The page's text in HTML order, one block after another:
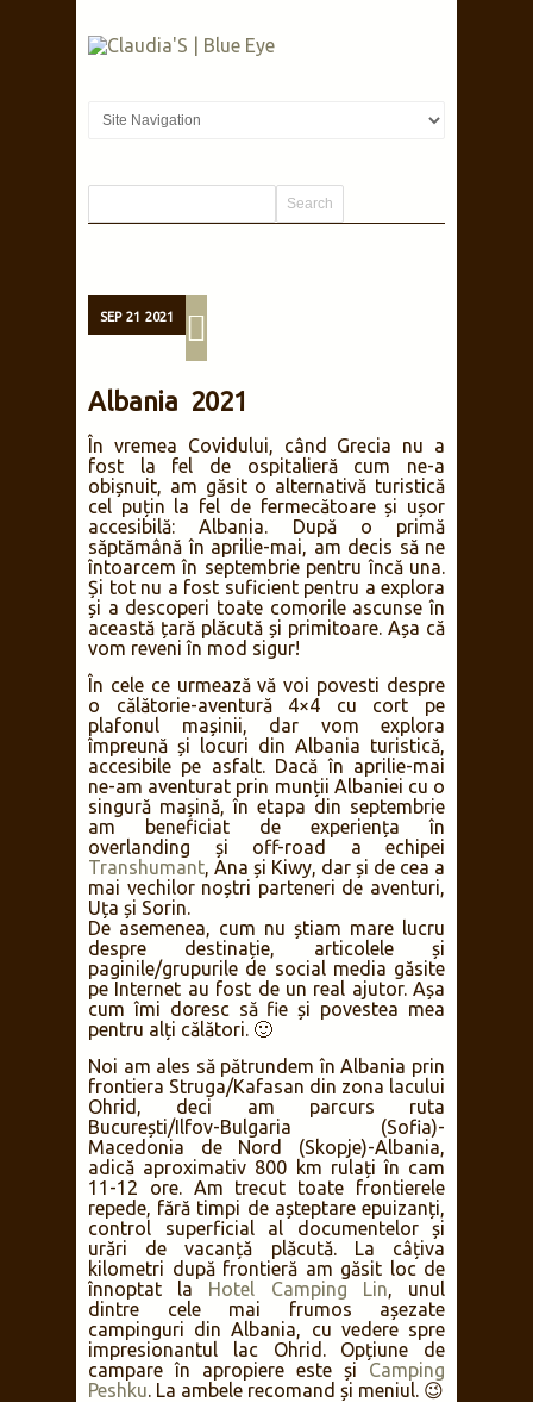
SEP 21 2021
Albania 2021
În vremea Covidului, când Grecia nu a
fost la fel de ospitalieră cum ne-a
obișnuit, am găsit o alternativă turistică
cel puțin la fel de fermecătoare și ușor
accesibilă: Albania. După o primă
săptămână în aprilie-mai, am decis să ne
întoarcem în septembrie pentru încă una.
Și tot nu a fost suficient pentru a explora
și a descoperi toate comorile ascunse în
această țară plăcută și primitoare. Așa că
vom reveni în mod sigur!
În cele ce urmează vă voi povesti despre
o călătorie-aventură 4×4 cu cort pe
plafonul mașinii, dar vom explora
împreună și locuri din Albania turistică,
accesibile pe asfalt. Dacă în aprilie-mai
ne-am aventurat prin munții Albaniei cu o
singură mașină, în etapa din septembrie
am beneficiat de experiența în
overlanding și off-road a echipei
Transhumant, Ana și Kiwy, dar și de cea a
mai vechilor noștri parteneri de aventuri,
Uța și Sorin.
De asemenea, cum nu știam mare lucru
despre destinație, articolele și
paginile/grupurile de social media găsite
pe Internet au fost de un real ajutor. Așa
cum îmi doresc să fie și povestea mea
pentru alți călători. 🙂
Noi am ales să pătrundem în Albania prin
frontiera Struga/Kafasan din zona lacului
Ohrid, deci am parcurs ruta
București/Ilfov-Bulgaria (Sofia)-
Macedonia de Nord (Skopje)-Albania,
adică aproximativ 800 km rulați în cam
11-12 ore. Am trecut toate frontierele
repede, fără timpi de așteptare epuizanți,
control superficial al documentelor și
urări de vacanță plăcută. La câțiva
kilometri după frontieră am găsit loc de
înnoptat la Hotel Camping Lin, unul
dintre cele mai frumos așezate
campinguri din Albania, cu vedere spre
impresionantul lac Ohrid. Opțiune de
campare în apropiere este și Camping
Peshku. La ambele recomand și meniul. 😉